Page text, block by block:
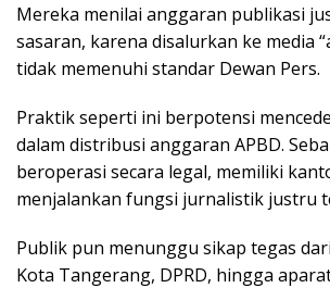
Mereka menilai anggaran publikasi
sasaran, karena disalurkan ke media
tidak memenuhi standar Dewan Pers.
Praktik seperti ini berpotensi
dalam distribusi anggaran APBD.
beroperasi secara legal, memiliki
menjalankan fungsi jurnalistik justru
Publik pun menunggu sikap tegas
Kota Tangerang, DPRD, hingga